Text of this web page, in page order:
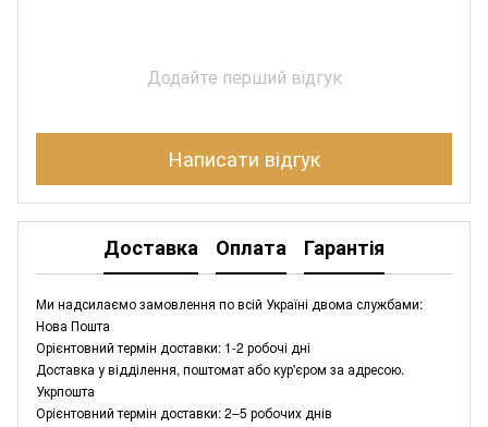
Додайте перший відгук
Написати відгук
Доставка Оплата Гарантія
Ми надсилаємо замовлення по всій Україні двома службами:
Нова Пошта
Орієнтовний термін доставки: 1-2 робочі дні
Доставка у відділення, поштомат або кур'єром за адресою.
Укрпошта
Орієнтовний термін доставки: 2–5 робочих днів